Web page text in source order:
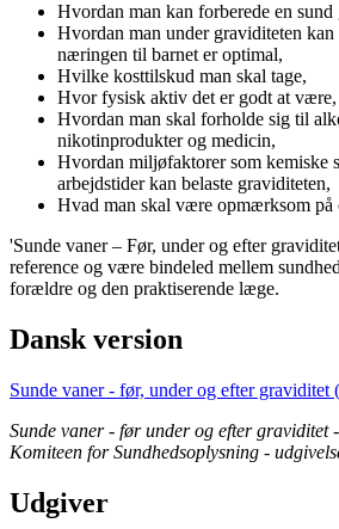
Hvordan man kan forberede en sund
Hvordan man under graviditeten kan
næringen til barnet er optimal,
Hvilke kosttilskud man skal tage,
Hvor fysisk aktiv det er godt at være,
Hvordan man skal forholde sig til
nikotinprodukter og medicin,
Hvordan miljøfaktorer som kemiske
arbejdstider kan belaste graviditeten,
Hvad man skal være opmærksom på
'Sunde vaner – Før, under og efter
reference og være bindeled mellem
forældre og den praktiserende læge.
Dansk version
Sunde vaner - før, under og efter graviditet
Sunde vaner - før under og efter graviditet
Komiteen for Sundhedsoplysning -
Udgiver